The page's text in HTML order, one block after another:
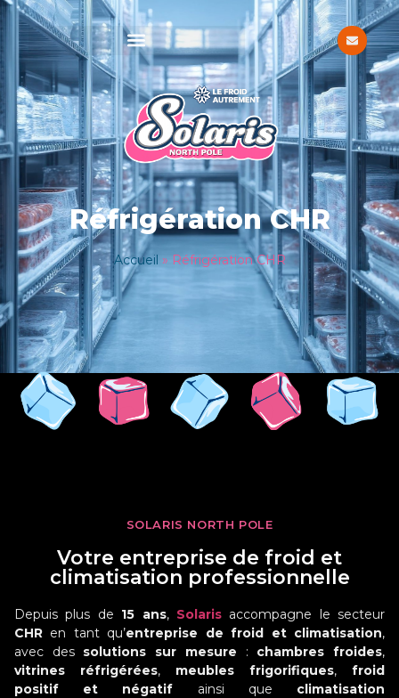
Réfrigération CHR
Accueil » Réfrigération CHR
SOLARIS NORTH POLE
Votre entreprise de froid et
climatisation professionnelle
Depuis plus de 15 ans, Solarisaccompagne le secteur
CHR en tant qu’entreprise de froid et climatisation,
avec des solutions sur mesure : chambres froides,
vitrines réfrigérées, meubles frigorifiques, froid
positif et négatif ainsi que climatisation